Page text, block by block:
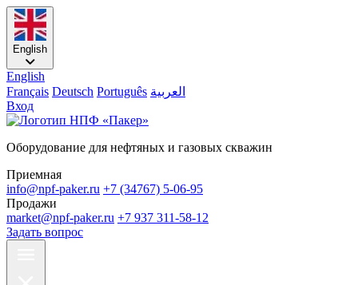
English
English
Français Deutsch Português العربية
Вход
Оборудование для нефтяных и газовых скважин
Приемная
info@npf-paker.ru +7 (34767) 5-06-95
Продажи
market@npf-paker.ru +7 937 311-58-12
Задать вопрос